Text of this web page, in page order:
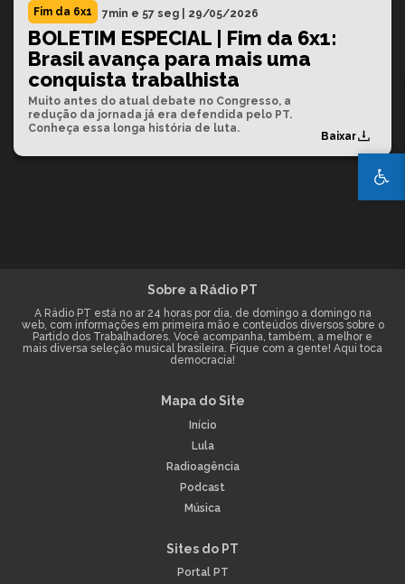
Fim da 6x1 7min e 57 seg 29/05/2026
BOLETIM ESPECIAL | Fim da 6x1:
Brasil avança para mais uma
conquista trabalhista
Muito antes do atual debate no Congresso, a
redução da jornada já era defendida pelo PT.
Conheça essa longa história de luta.
Baixar
Sobre a Rádio PT
A Rádio PT está no ar 24 horas por dia, de domingo a domingo na
web, com informações em primeira mão e conteúdos diversos sobre o
Partido dos Trabalhadores. Você acompanha, também, a melhor e
mais diversa seleção musical brasileira. Fique com a gente! Aqui toca
democracia!
Mapa do Site
Início
Lula
Radioagência
Podcast
Música
Sites do PT
Portal PT